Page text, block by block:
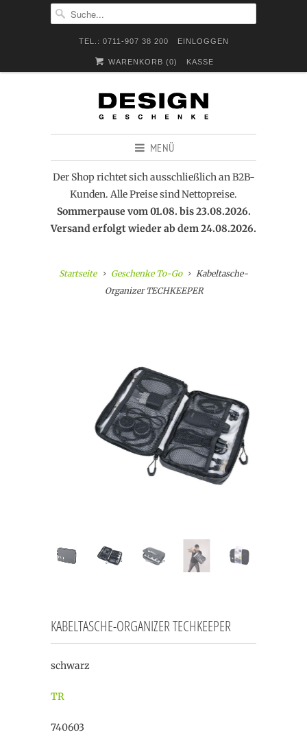
TEL.: 0711-907 38 200 EINLOGGEN
WARENKORB (0) KASSE
MENÜ
Der Shop richtet sich ausschließlich an B2B-
Kunden. Alle Preise sind Nettopreise.
Sommerpause vom 01.08. bis 23.08.2026.
Versand erfolgt wieder ab dem 24.08.2026.
Startseite Geschenke To-Go
Kabeltasche-
Organizer TECHKEEPER
KABELTASCHE-ORGANIZER TECHKEEPER
schwarz
TR
740603